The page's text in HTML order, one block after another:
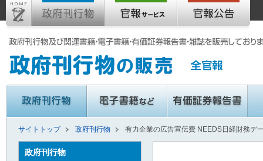
サイトトップ 政府刊行物 有力企業の広告宣伝費 NEEDS日経財務デ
政府刊行物